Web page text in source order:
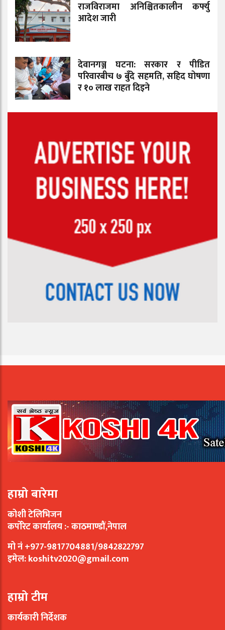
राजविराजमा अनिश्चितकालीन कर्फ्यु
आदेश जारी
देवानगञ्ज घटना: सरकार र पीडित
परिवारबीच ७ बुँदे सहमति, सहिद घोषणा
र १० लाख राहत दिइने
हाम्रो बारेमा
कोशी टेलिभिजन
कर्पोरेट कार्यालय :- काठमाण्डौं,नेपाल
मो नं +977-9817704881/9842822797
इमेल:koshitv2020@gmail.com
हाम्रो टीम
कार्यकारी निर्देशक